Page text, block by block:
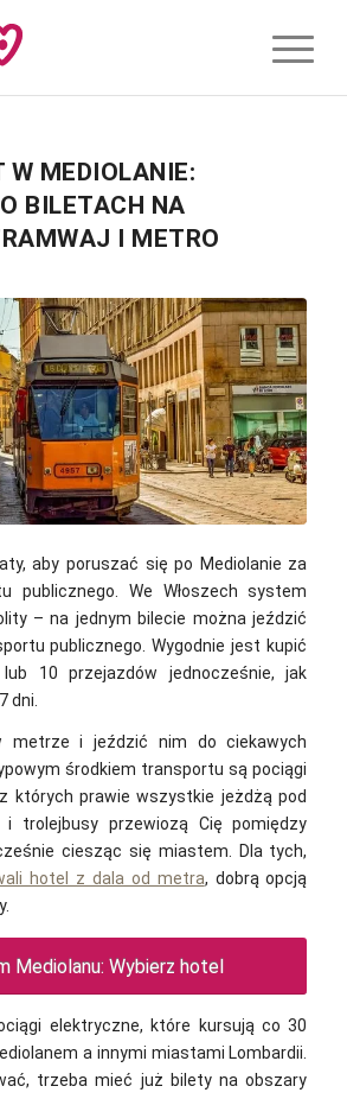
W MEDIOLANIE:
BILETACH NA
I METRO
aby poruszać się po Mediolanie za
publicznego. We Włoszech system
– na jednym bilecie można jeździć
publicznego. Wygodnie jest kupić
10 przejazdów jednocześnie, jak
dni.
metrze i jeździć nim do ciekawych
środkiem transportu są pociągi
których prawie wszystkie jeżdżą pod
i trolejbusy przewiozą Cię pomiędzy
ciesząc się miastem. Dla tych,
hotel z dala od metra, dobrą opcją
Mediolanu: Wybierz hotel
elektryczne, które kursują co 30
a innymi miastami Lombardii.
trzeba mieć już bilety na obszary